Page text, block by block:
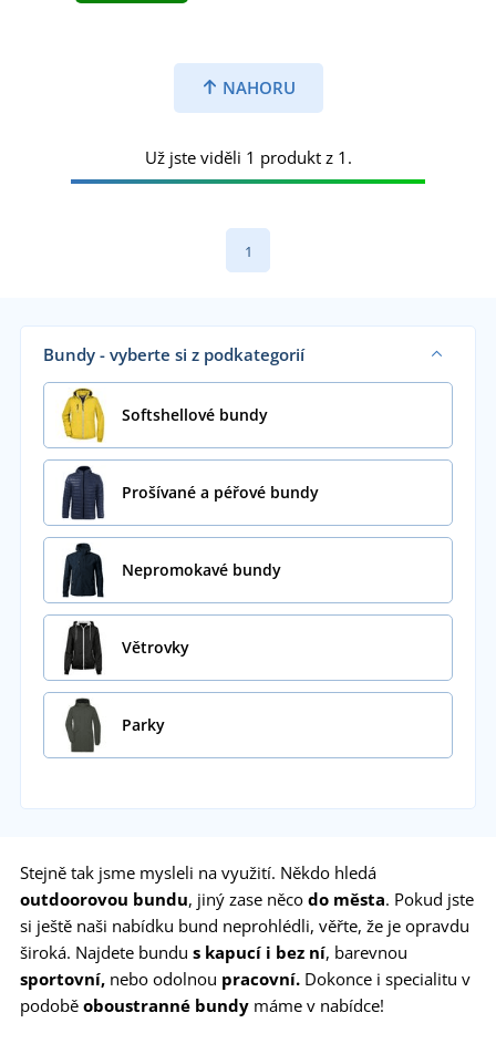
NAHORU
Už jste viděli 1 produkt z 1.
1
Bundy - vyberte si z podkategorií
Softshellové bundy
Prošívané a péřové bundy
Nepromokavé bundy
Větrovky
Parky
Stejně tak jsme mysleli na využití. Někdo hledá
outdoorovou bundu, jiný zase něco do města. Pokud jste
si ještě naši nabídku bund neprohlédli, věřte, že je opravdu
široká. Najdete bundu s kapucí i bez ní, barevnou
sportovní, nebo odolnou pracovní. Dokonce i specialitu v
podobě oboustranné bundy máme v nabídce!